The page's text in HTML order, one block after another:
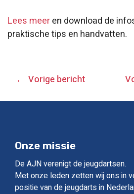
Lees meeren download de
praktische tips en handvatten.
BERICHT
NAVIGATIE
Vorige bericht
Onze missie
De AJN verenigt de jeugdartsen.
Met onze leden zetten wij ons in
positie van de jeugdarts in